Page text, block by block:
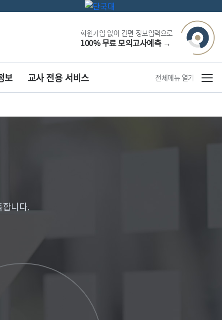
회원가입 없이 간편 정보입력으로
100% 무료 모의고사예측 →
보 교사 전용 서비스 전체메뉴 열기
니다.